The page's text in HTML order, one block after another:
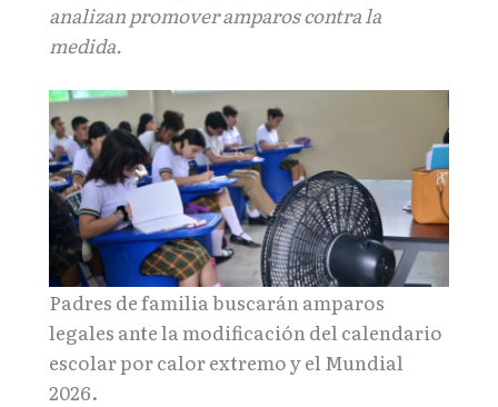
analizan promover amparos contra la
medida.
Padres de familia buscarán amparos
legales ante la modificación del calendario
escolar por calor extremo y el Mundial
2026.